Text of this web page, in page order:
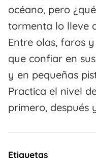
océano, pero
tormenta lo lleve
Entre olas, faros
que confiar en
y en pequeñas
Practica el nivel
primero, después
Etiquetas